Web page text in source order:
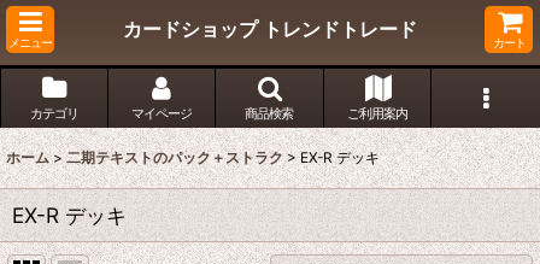
メニュー
カードショップ トレンドトレード
カート
カテゴリ マイページ 商品検索 ご利用案内
ホーム > 二期テキストのパック＋ストラク > EX-R デッキ
EX-R デッキ